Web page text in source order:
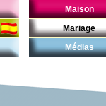
Maison
Mariage
Médias